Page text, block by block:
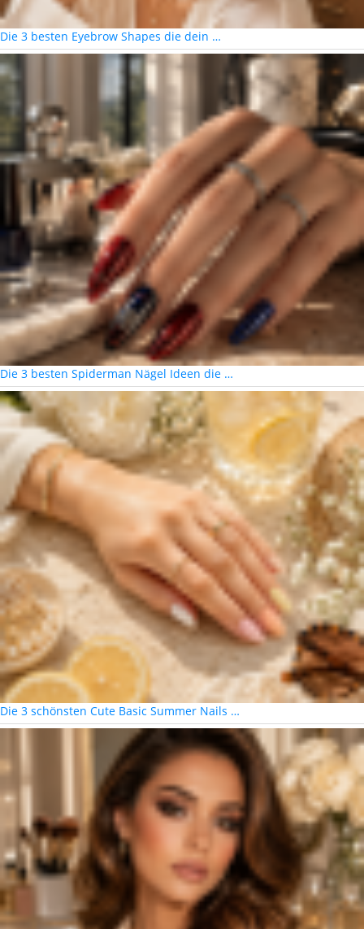
Die 3 besten Eyebrow Shapes die dein …
Die 3 besten Spiderman Nägel Ideen die …
Die 3 schönsten Cute Basic Summer Nails …